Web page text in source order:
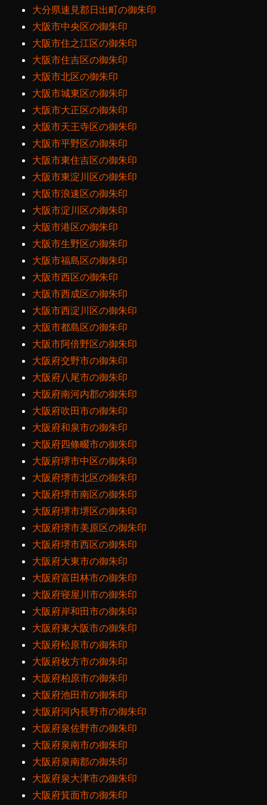
大分県速見郡日出町の御朱印
大阪市中央区の御朱印
大阪市住之江区の御朱印
大阪市住吉区の御朱印
大阪市北区の御朱印
大阪市城東区の御朱印
大阪市大正区の御朱印
大阪市天王寺区の御朱印
大阪市平野区の御朱印
大阪市東住吉区の御朱印
大阪市東淀川区の御朱印
大阪市浪速区の御朱印
大阪市淀川区の御朱印
大阪市港区の御朱印
大阪市生野区の御朱印
大阪市福島区の御朱印
大阪市西区の御朱印
大阪市西成区の御朱印
大阪市西淀川区の御朱印
大阪市都島区の御朱印
大阪市阿倍野区の御朱印
大阪府交野市の御朱印
大阪府八尾市の御朱印
大阪府南河内郡の御朱印
大阪府吹田市の御朱印
大阪府和泉市の御朱印
大阪府四條畷市の御朱印
大阪府堺市中区の御朱印
大阪府堺市北区の御朱印
大阪府堺市南区の御朱印
大阪府堺市堺区の御朱印
大阪府堺市美原区の御朱印
大阪府堺市西区の御朱印
大阪府大東市の御朱印
大阪府富田林市の御朱印
大阪府寝屋川市の御朱印
大阪府岸和田市の御朱印
大阪府東大阪市の御朱印
大阪府松原市の御朱印
大阪府枚方市の御朱印
大阪府柏原市の御朱印
大阪府池田市の御朱印
大阪府河内長野市の御朱印
大阪府泉佐野市の御朱印
大阪府泉南市の御朱印
大阪府泉南郡の御朱印
大阪府泉大津市の御朱印
大阪府箕面市の御朱印